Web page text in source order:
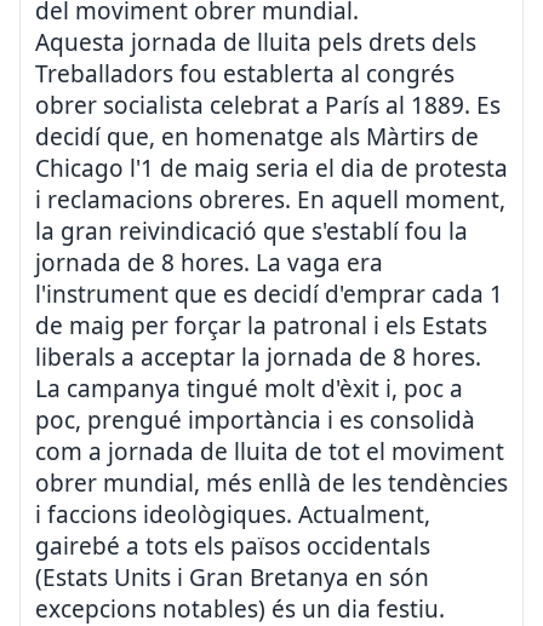
del moviment obrer mundial.
Aquesta jornada de lluita pels drets dels
Treballadors fou establerta al congrés
obrer socialista celebrat a París al 1889. Es
decidí que, en homenatge als Màrtirs de
Chicago l'1 de maig seria el dia de protesta
i reclamacions obreres. En aquell moment,
la gran reivindicació que s'establí fou la
jornada de 8 hores. La vaga era
l'instrument que es decidí d'emprar cada 1
de maig per forçar la patronal i els Estats
liberals a acceptar la jornada de 8 hores.
La campanya tingué molt d'èxit i, poc a
poc, prengué importància i es consolidà
com a jornada de lluita de tot el moviment
obrer mundial, més enllà de les tendències
i faccions ideològiques. Actualment,
gairebé a tots els països occidentals
(Estats Units i Gran Bretanya en són
excepcions notables) és un dia festiu.